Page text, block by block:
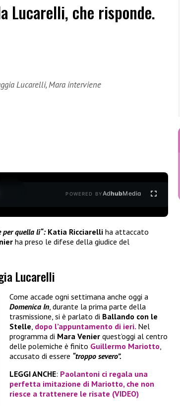
Lucarelli, che risponde.
Lucarelli, Mara interviene
POWERED BYAdhubMedia
per quella lì“: Katia Ricciarelli ha attaccato
ha preso le difese della giudice del
Lucarelli
Come accade ogni settimana anche oggi a
Domenica In, durante la prima parte della
trasmissione, si è parlato di Ballando con le
Stelle, dopo l’appuntamento di ieri. Nel
programma di Mara Venier quest’oggi al centro
delle polemiche è finito Guillermo Mariotto,
accusato di essere “troppo severo”.
LEGGI ANCHE: Paolantoni ci regala una
perfetta imitazione di Mariotto, che non
riesce a trattenere le risate (VIDEO)